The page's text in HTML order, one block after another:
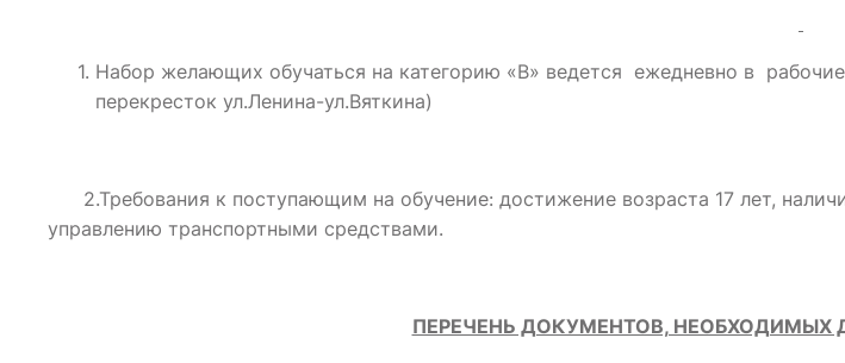
Набор желающих обучаться на категорию «В» ведется ежедневно в
перекресток ул.Ленина-ул.Вяткина)
2.Требования к поступающим на обучение: достижение возраста 17 лет,
управлению транспортными средствами.
ПЕРЕЧЕНЬ ДОКУМЕНТОВ,